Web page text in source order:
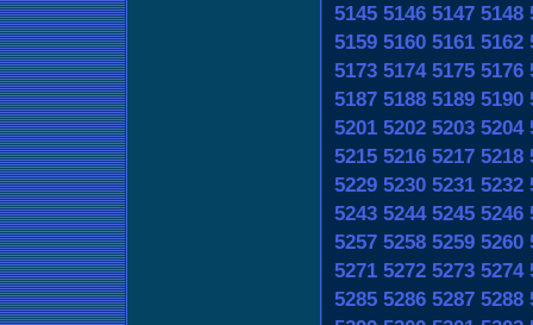
5145 5146 5147 5148
5159 5160 5161 5162
5173 5174 5175 5176
5187 5188 5189 5190
5201 5202 5203 5204
5215 5216 5217 5218
5229 5230 5231 5232
5243 5244 5245 5246
5257 5258 5259 5260
5271 5272 5273 5274
5285 5286 5287 5288